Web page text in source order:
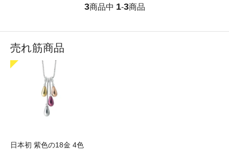
3商品中 1-3商品
売れ筋商品
日本初 紫色の18金 4色